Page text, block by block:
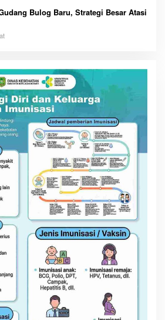
Bulog Baru, Strategi Besar Atasi